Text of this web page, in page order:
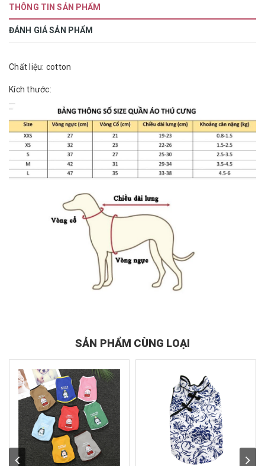
THÔNG TIN SẢN PHẨM
ĐÁNH GIÁ SẢN PHẨM
Chất liệu: cotton
Kích thước:
SẢN PHẨM CÙNG LOẠI